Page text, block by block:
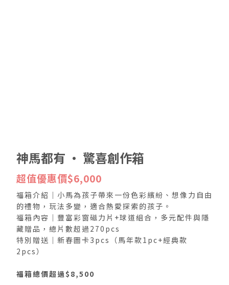
神馬都有 · 驚喜創作箱
超值優惠價$6,000
福箱介紹｜小馬為孩子帶來一份色彩繽紛、想像力自由
的禮物，玩法多變，適合熱愛探索的孩子。
福箱內容｜豐富彩窗磁力片+球道組合，多元配件與隱
藏贈品，總片數超過270pcs
特別贈送｜新春圖卡3pcs（馬年款1pc+經典款
2pcs）
福箱總價超過$8,500